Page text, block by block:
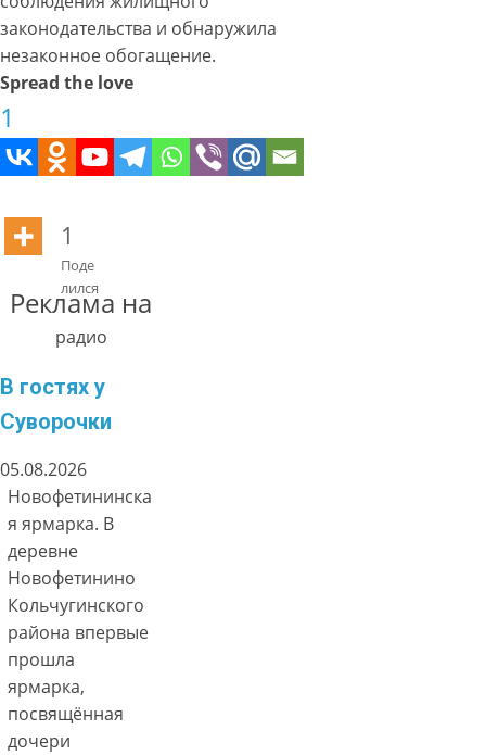
законодательства и обнаружила
незаконное обогащение.
Spread the love
1
1
Поде
лился
Реклама на
радио
В гостях у
Суворочки
05.08.2026
Новофетининска
я ярмарка. В
деревне
Новофетинино
Кольчугинского
района впервые
прошла
ярмарка,
посвящённая
дочери